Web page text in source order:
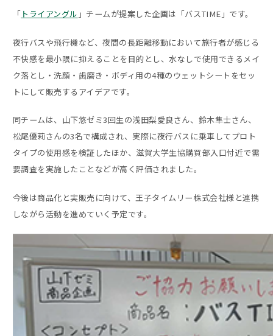
「 トライアングル 」チームが提案した企画は「バスTIME」です。
夜行バスや飛行機など、夜間の長距離移動において旅行者が感じる
不快感を最小限に抑えることを目的とし、水なしで使用できるメイ
ク落とし・洗顔・歯磨き・ボディ用の4種のウェットシートをセッ
トにして販売するアイデアです。
同チームは、山下悠ゼミ3回生の浅田梨愛良さん、鈴木隼士さん、
松尾優莉さんの3名で構成され、実際に夜行バスに乗車してプロト
タイプの使用感を検証したほか、滋賀大学生協購買部入口付近で需
要調査を実施したことなどが高く評価されました。
今後は商品化と実販売に向けて、王子タイムリー株式会社様と連携
しながら活動を進めていく予定です。